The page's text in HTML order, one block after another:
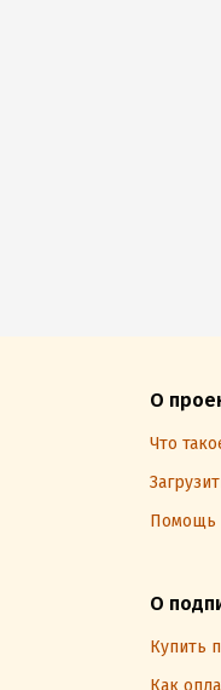
О
Что
Помощь
О
Купить
Как